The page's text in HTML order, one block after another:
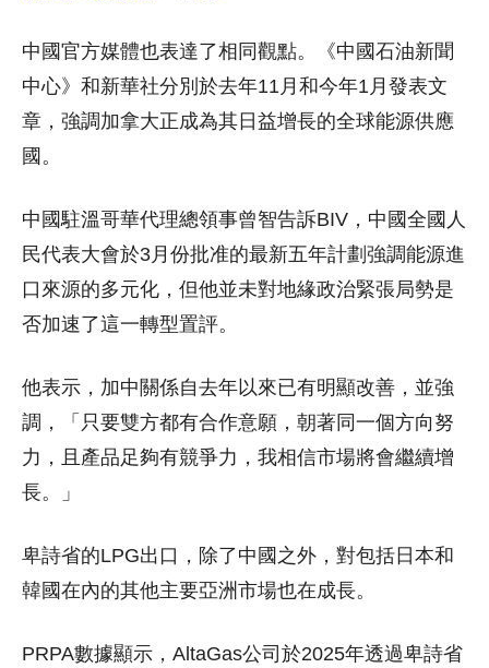
中國官方媒體也表達了相同觀點。《中國石油新聞
中心》和新華社分別於去年11月和今年1月發表文
章，強調加拿大正成為其日益增長的全球能源供應
國。
中國駐溫哥華代理總領事曾智告訴BIV，中國全國人
民代表大會於3月份批准的最新五年計劃強調能源進
口來源的多元化，但他並未對地緣政治緊張局勢是
否加速了這一轉型置評。
他表示，加中關係自去年以來已有明顯改善，並強
調，「只要雙方都有合作意願，朝著同一個方向努
力，且產品足夠有競爭力，我相信市場將會繼續增
長。」
卑詩省的LPG出口，除了中國之外，對包括日本和
韓國在內的其他主要亞洲市場也在成長。
PRPA數據顯示，AltaGas公司於2025年透過卑詩省